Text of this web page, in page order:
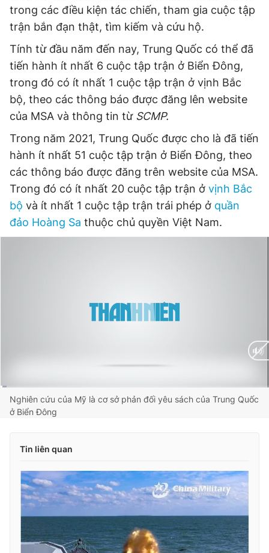
trong các điều kiện tác chiến, tham gia cuộc tập
trận bắn đạn thật, tìm kiếm và cứu hộ.
Tính từ đầu năm đến nay, Trung Quốc có thể đã
tiến hành ít nhất 6 cuộc tập trận ở Biển Đông,
trong đó có ít nhất 1 cuộc tập trận ở vịnh Bắc
bộ, theo các thông báo được đăng lên website
của MSA và thông tin từ SCMP.
Trong năm 2021, Trung Quốc được cho là đã tiến
hành ít nhất 51 cuộc tập trận ở Biển Đông, theo
các thông báo được đăng trên website của MSA.
Trong đó có ít nhất 20 cuộc tập trận ở vịnh Bắc
bộ và ít nhất 1 cuộc tập trận trái phép ở quần
đảo Hoàng Sa thuộc chủ quyền Việt Nam.
Current
Time
0:01 / Duration
2:17
Nghiên cứu của Mỹ là cơ sở phản đối yêu sách của Trung Quốc
ở Biển Đông
Tin liên quan